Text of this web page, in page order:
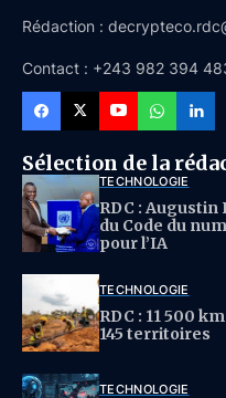
Rédaction :
Contact : +243 982 394
Sélection de la
TECHNOLOGIE
RDC :
du Code du
pour l’IA
TECHNOLOGIE
RDC : 11 500
145 territoires
TECHNOLOGIE